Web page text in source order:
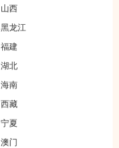
山西
黑龙江
福建
湖北
海南
西藏
宁夏
澳门